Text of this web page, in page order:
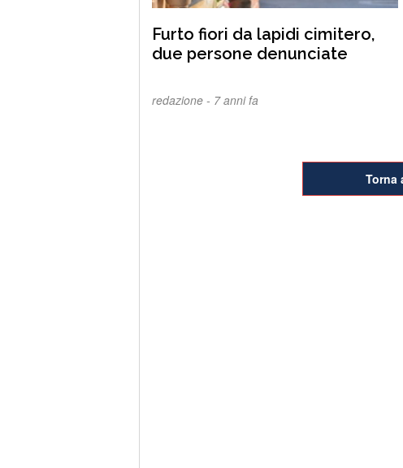
Furto fiori da lapidi cimitero,
due persone denunciate
redazione - 7 anni fa
Torna